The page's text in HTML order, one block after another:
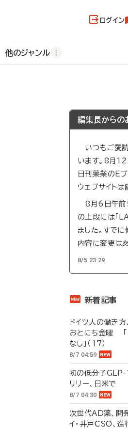
ログイン
他のジャンル
編集長からの
いつもご愛読
います。8月12
日刊薬業のEブ
ウェブサイトは
8月6日午前5
の上段には「
ました。すで
内容に変更はあ
8/5 23:29
新着記事
ドイツ人の働き
おとにち金曜 「
なし」（17）
8/7 04:59
初の低分子
リリー、日米で
8/7 04:30
次世代AD薬、
イ・井戸CSO、